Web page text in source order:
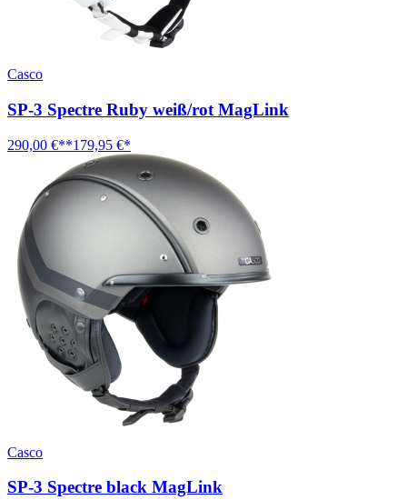
Casco
SP-3 Spectre Ruby weiß/rot MagLink
290,00 €**179,95 €*
Casco
SP-3 Spectre black MagLink